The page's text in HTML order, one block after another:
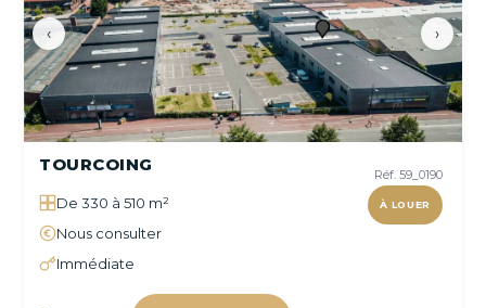
‹ ›
Réf. 59_0190
À LOUER
TOURCOING
De 330 à 510 m²
Nous consulter
Immédiate